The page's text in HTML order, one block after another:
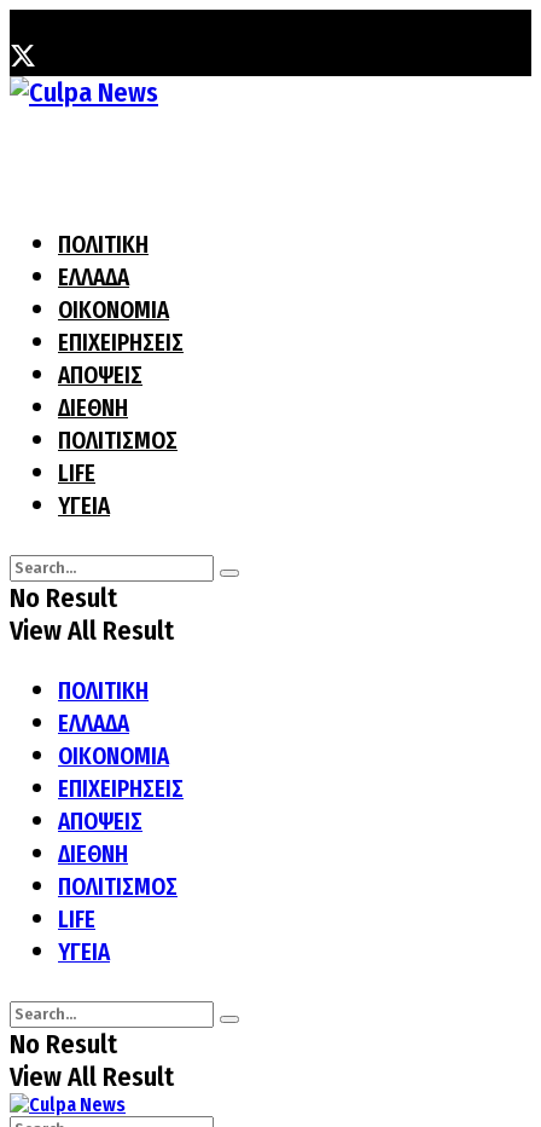
ΠΟΛΙΤΙΚΗ
ΕΛΛΑΔΑ
ΟΙΚΟΝΟΜΙΑ
ΕΠΙΧΕΙΡΗΣΕΙΣ
ΑΠΟΨΕΙΣ
ΔΙΕΘΝΗ
ΠΟΛΙΤΙΣΜΟΣ
LIFE
ΥΓΕΙΑ
No Result
View All Result
ΠΟΛΙΤΙΚΗ
ΕΛΛΑΔΑ
ΟΙΚΟΝΟΜΙΑ
ΕΠΙΧΕΙΡΗΣΕΙΣ
ΑΠΟΨΕΙΣ
ΔΙΕΘΝΗ
ΠΟΛΙΤΙΣΜΟΣ
LIFE
ΥΓΕΙΑ
No Result
View All Result